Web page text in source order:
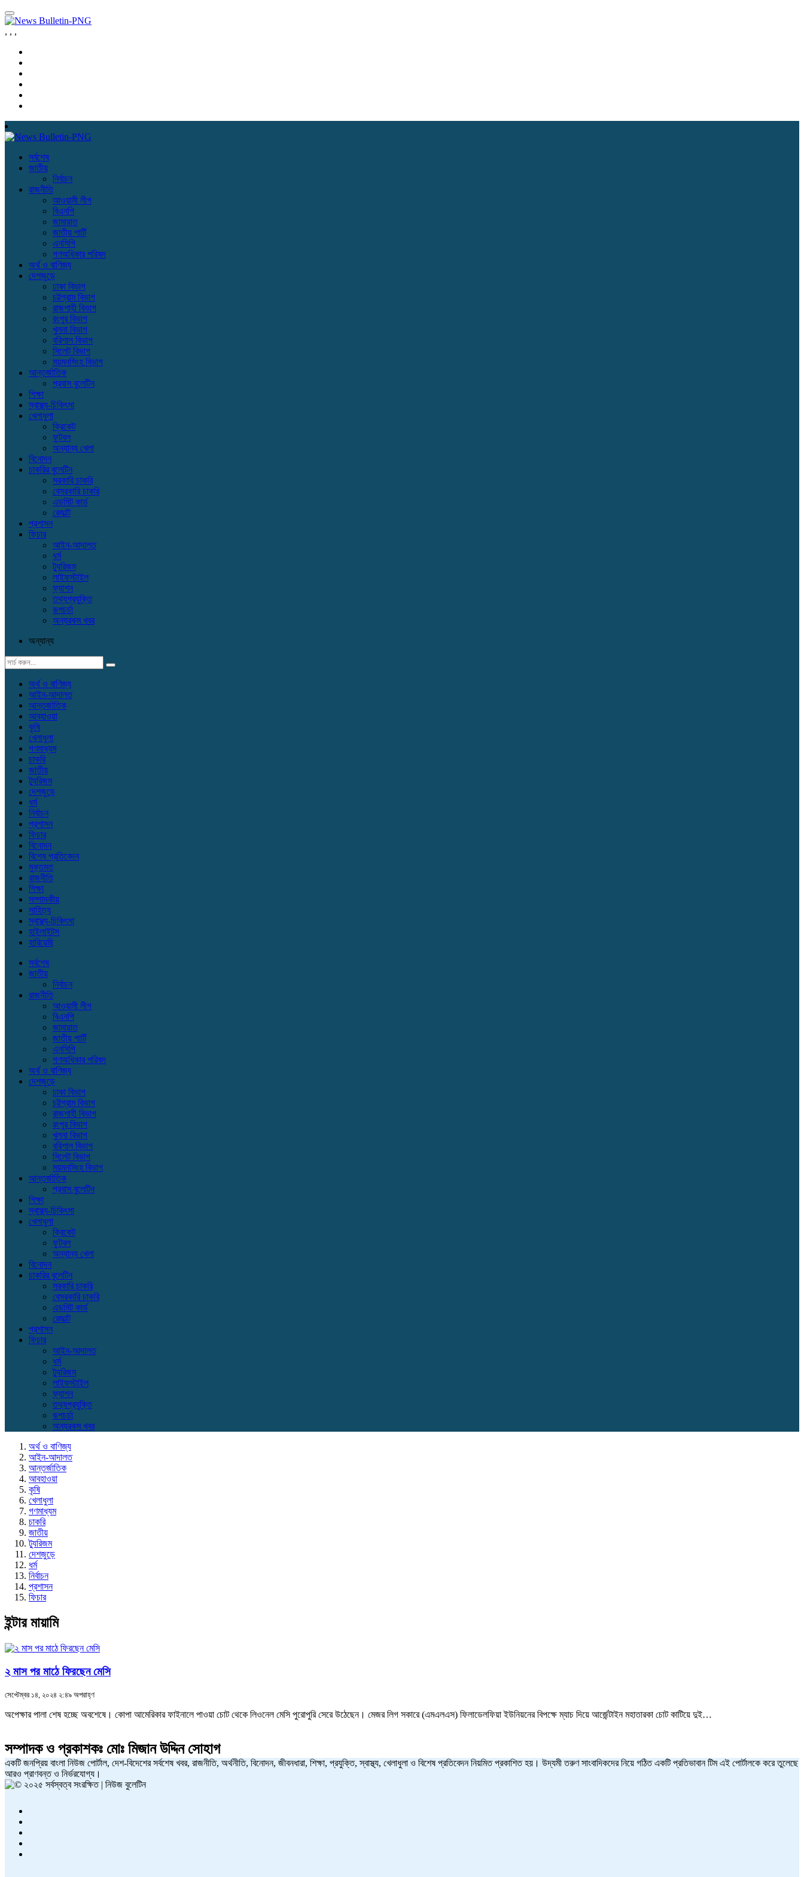
, , ,
সর্বশেষ
জাতীয়
নির্বাচন
রাজনীতি
আওয়ামী লীগ
বিএনপি
জামায়াত
জাতীয় পার্টি
এনসিপি
গণঅধিকার পরিষদ
অর্থ ও বাণিজ্য
দেশজুড়ে
ঢাকা বিভাগ
চট্টগ্রাম বিভাগ
রাজশাহী বিভাগ
রংপুর বিভাগ
খুলনা বিভাগ
বরিশাল বিভাগ
সিলেট বিভাগ
ময়মনসিংহ বিভাগ
আন্তর্জাতিক
প্রবাস বুলেটিন
শিক্ষা
স্বাস্থ্য-চিকিৎসা
খেলাধুলা
ক্রিকেট
ফুটবল
অন্যান্য খেলা
বিনোদন
চাকরির বুলেটিন
সরকারি চাকরি
বেসরকারি চাকরি
এডমিট কার্ড
রেজাল্ট
প্রশাসন
ফিচার
আইন-আদালত
ধর্ম
ট্যুরিজম
লাইফস্টাইল
ফ্যাশন
তথ্যপ্রযুক্তি
রূপচর্চা
অন্যরকম খবর
অন্যান্য
অর্থ ও বাণিজ্য
আইন-আদালত
আন্তর্জাতিক
আবহাওয়া
কৃষি
খেলাধুলা
গণমাধ্যম
চাকরি
জাতীয়
ট্যুরিজম
দেশজুড়ে
ধর্ম
নির্বাচন
প্রশাসন
ফিচার
বিনোদন
বিশেষ প্রতিবেদন
মুক্তমত
রাজনীতি
শিক্ষা
সম্পাদকীয়
সাহিত্য
স্বাস্থ্য-চিকিৎসা
হাইলাইটস
হারিয়েছি
সর্বশেষ
জাতীয়
নির্বাচন
রাজনীতি
আওয়ামী লীগ
বিএনপি
জামায়াত
জাতীয় পার্টি
এনসিপি
গণঅধিকার পরিষদ
অর্থ ও বাণিজ্য
দেশজুড়ে
ঢাকা বিভাগ
চট্টগ্রাম বিভাগ
রাজশাহী বিভাগ
রংপুর বিভাগ
খুলনা বিভাগ
বরিশাল বিভাগ
সিলেট বিভাগ
ময়মনসিংহ বিভাগ
আন্তর্জাতিক
প্রবাস বুলেটিন
শিক্ষা
স্বাস্থ্য-চিকিৎসা
খেলাধুলা
ক্রিকেট
ফুটবল
অন্যান্য খেলা
বিনোদন
চাকরির বুলেটিন
সরকারি চাকরি
বেসরকারি চাকরি
এডমিট কার্ড
রেজাল্ট
প্রশাসন
ফিচার
আইন-আদালত
ধর্ম
ট্যুরিজম
লাইফস্টাইল
ফ্যাশন
তথ্যপ্রযুক্তি
রূপচর্চা
অন্যরকম খবর
অর্থ ও বাণিজ্য
আইন-আদালত
আন্তর্জাতিক
আবহাওয়া
কৃষি
খেলাধুলা
গণমাধ্যম
চাকরি
জাতীয়
ট্যুরিজম
দেশজুড়ে
ধর্ম
নির্বাচন
প্রশাসন
ফিচার
ইন্টার মায়ামি
২ মাস পর মাঠে ফিরছেন মেসি
সেপ্টেম্বর ১৪, ২০২৪ ২:৪৯ অপরাহ্ণ
অপেক্ষার পালা শেষ হচ্ছে অবশেষে। কোপা আমেরিকার ফাইনালে পাওয়া চোট থেকে লিওনেল মেসি পুরোপুরি সেরে উঠেছেন। মেজর লিগ সকারে (এমএলএস) ফিলাডেলফিয়া ইউনিয়নের বিপক্ষে ম্যাচ দিয়ে আর্জেন্টাইন মহাতারকা চোট কাটিয়ে দুই…
সম্পাদক ও প্রকাশকঃ মোঃ মিজান উদ্দিন সোহাগ
একটি জনপ্রিয় বাংলা নিউজ পোর্টাল, দেশ-বিদেশের সর্বশেষ খবর, রাজনীতি, অর্থনীতি, বিনোদন, জীবনধারা, শিক্ষা, প্রযুক্তি, স্বাস্থ্য, খেলাধুলা ও বিশেষ প্রতিবেদন নিয়মিত প্রকাশিত হয়। উদ্যমী তরুণ সাংবাদিকদের নিয়ে গঠিত একটি প্রতিভাবান টিম এই পোর্টালকে করে তুলেছে
আরও প্রাণবন্ত ও নির্ভরযোগ্য।